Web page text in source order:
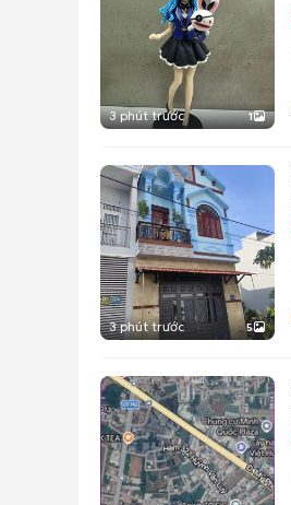
3 phút trước 1
3 phút trước 5